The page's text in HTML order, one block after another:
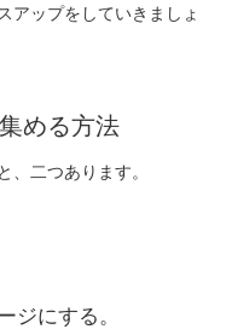
アップをしていきましょ
める方法
、二つあります。
ジにする。